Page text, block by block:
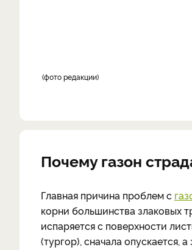
фото редакции
Почему газон
Главная причина проблем с
корни большинства злаковых
испаряется с поверхности
(тургор), сначала опускается,